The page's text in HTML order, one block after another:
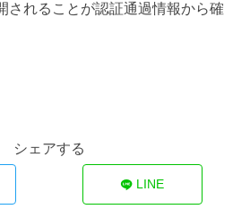
されることが認証通過情報から確
シェアする
LINE